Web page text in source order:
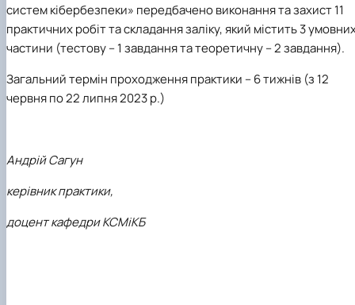
систем кібербезпеки» передбачено виконання та захист 11
практичних робіт та складання заліку, який містить 3
частини (тестову – 1 завдання та теоретичну – 2 завдання).
Загальний термін проходження практики – 6 тижнів (з 12
червня по 22 липня 2023 р.)
АндрійСагун
керівник практики,
доцент кафедри КСМіКБ